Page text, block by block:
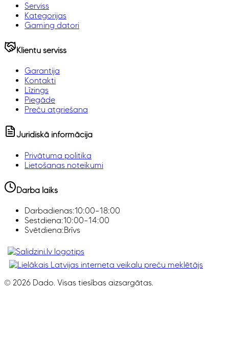
Serviss
Kategorijas
Gaming datori
Klientu serviss
Garantija
Kontakti
Līzings
Piegāde
Preču atgriešana
Juridiskā informācija
Privātuma politika
Lietošanas noteikumi
Darba laiks
Darbadienas:10:00–18:00
Sestdiena:10:00–14:00
Svētdiena:Brīvs
Klimata iekārtas, Smaržas,
© 2026 Dado. Visas tiesības aizsargātas.